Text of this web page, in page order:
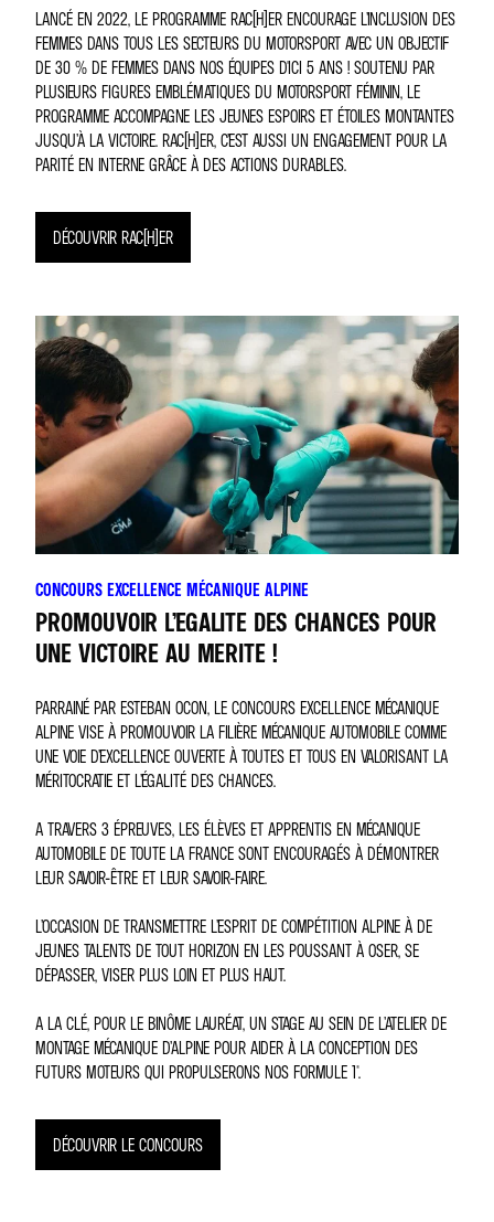
LANCÉ EN 2022, LE PROGRAMME RAC(H)ER ENCOURAGE L’INCLUSION DES
FEMMES DANS TOUS LES SECTEURS DU MOTORSPORT AVEC UN OBJECTIF
DE 30 % DE FEMMES DANS NOS ÉQUIPES D'ICI 5 ANS ! SOUTENU PAR
PLUSIEURS FIGURES EMBLÉMATIQUES DU MOTORSPORT FÉMININ, LE
PROGRAMME ACCOMPAGNE LES JEUNES ESPOIRS ET ÉTOILES MONTANTES
JUSQU’À LA VICTOIRE. RAC(H)ER, C’EST AUSSI UN ENGAGEMENT POUR LA
PARITÉ EN INTERNE GRÂCE À DES ACTIONS DURABLES.
DÉCOUVRIR RAC(H)ER
CONCOURS EXCELLENCE MÉCANIQUE ALPINE
PROMOUVOIR L’EGALITE DES CHANCES POUR
UNE VICTOIRE AU MERITE !
PARRAINÉ PAR ESTEBAN OCON, LE CONCOURS EXCELLENCE MÉCANIQUE
ALPINE VISE À PROMOUVOIR LA FILIÈRE MÉCANIQUE AUTOMOBILE COMME
UNE VOIE D’EXCELLENCE OUVERTE À TOUTES ET TOUS EN VALORISANT LA
MÉRITOCRATIE ET L’ÉGALITÉ DES CHANCES.
A TRAVERS 3 ÉPREUVES, LES ÉLÈVES ET APPRENTIS EN MÉCANIQUE
AUTOMOBILE DE TOUTE LA FRANCE SONT ENCOURAGÉS À DÉMONTRER
LEUR SAVOIR-ÊTRE ET LEUR SAVOIR-FAIRE.
L’OCCASION DE TRANSMETTRE L’ESPRIT DE COMPÉTITION ALPINE À DE
JEUNES TALENTS DE TOUT HORIZON EN LES POUSSANT À OSER, SE
DÉPASSER, VISER PLUS LOIN ET PLUS HAUT.
A LA CLÉ, POUR LE BINÔME LAURÉAT, UN STAGE AU SEIN DE L’ATELIER DE
MONTAGE MÉCANIQUE D’ALPINE POUR AIDER À LA CONCEPTION DES
FUTURS MOTEURS QUI PROPULSERONS NOS FORMULE 1®.
DÉCOUVRIR LE CONCOURS